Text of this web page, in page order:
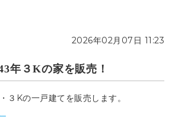
2026年02月07日 11:23
年３Kの家を販売！
３Kの一戸建てを販売します。